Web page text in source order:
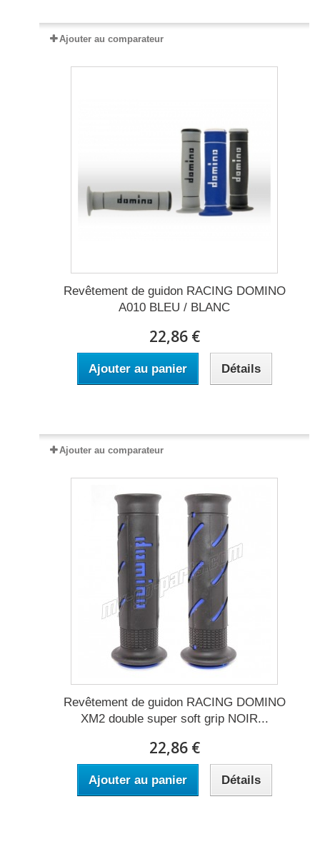
Ajouter au comparateur
Revêtement de guidon RACING DOMINO
A010 BLEU / BLANC
22,86 €
Ajouter au panier Détails
Ajouter au comparateur
Revêtement de guidon RACING DOMINO
XM2 double super soft grip NOIR...
22,86 €
Ajouter au panier Détails